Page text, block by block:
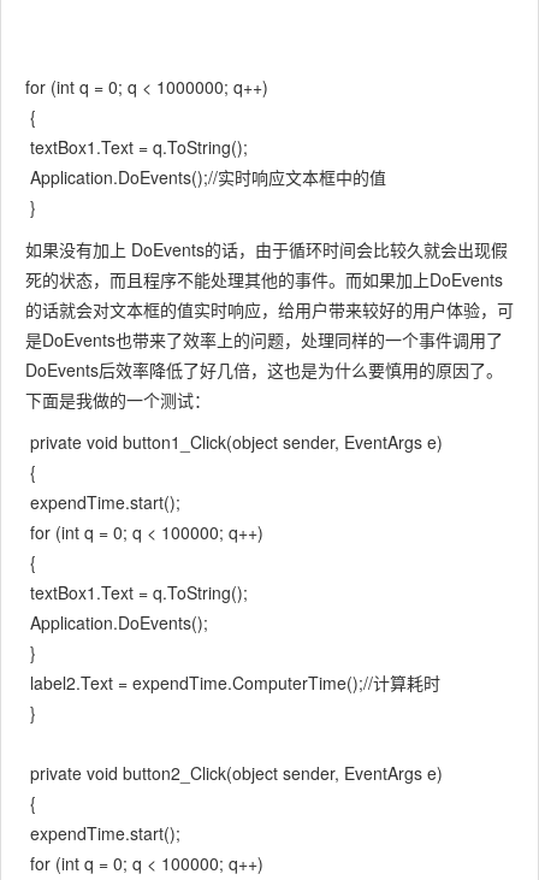
for (int q = 0; q < 1000000; q++)
{
textBox1.Text = q.ToString();
Application.DoEvents();//实时响应文本框中的值
}
如果没有加上 DoEvents的话，由于循环时间会比较久就会出现假
死的状态，而且程序不能处理其他的事件。而如果加上DoEvents
的话就会对文本框的值实时响应，给用户带来较好的用户体验，可
是DoEvents也带来了效率上的问题，处理同样的一个事件调用了
DoEvents后效率降低了好几倍，这也是为什么要慎用的原因了。
下面是我做的一个测试：
private void button1_Click(object sender, EventArgs e)
{
expendTime.start();
for (int q = 0; q < 100000; q++)
{
textBox1.Text = q.ToString();
Application.DoEvents();
}
label2.Text = expendTime.ComputerTime();//计算耗时
}
private void button2_Click(object sender, EventArgs e)
{
expendTime.start();
for (int q = 0; q < 100000; q++)